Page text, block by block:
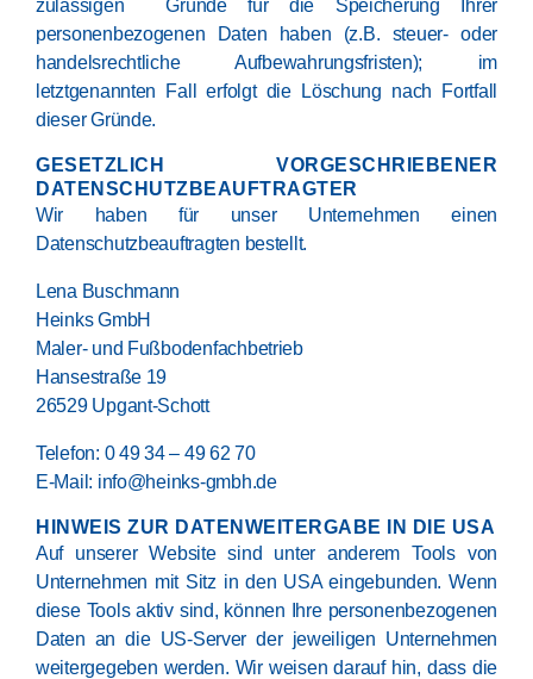
zulässigen Gründe für die Speicherung Ihrer
personenbezogenen Daten haben (z.B. steuer- oder
handelsrechtliche Aufbewahrungsfristen); im
letztgenannten Fall erfolgt die Löschung nach Fortfall
dieser Gründe.
GESETZLICH VORGESCHRIEBENER
DATENSCHUTZ­BEAUFTRAGTER
Wir haben für unser Unternehmen einen
Datenschutzbeauftragten bestellt.
Lena Buschmann
Heinks GmbH
Maler- und Fußbodenfachbetrieb
Hansestraße 19
26529 Upgant-Schott
Telefon: 0 49 34 – 49 62 70
E-Mail: info@heinks-gmbh.de
HINWEIS ZUR DATENWEITERGABE IN DIE USA
Auf unserer Website sind unter anderem Tools von
Unternehmen mit Sitz in den USA eingebunden. Wenn
diese Tools aktiv sind, können Ihre personenbezogenen
Daten an die US-Server der jeweiligen Unternehmen
weitergegeben werden. Wir weisen darauf hin, dass die